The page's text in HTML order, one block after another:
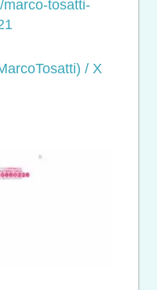
marco-tosatti-
/ X